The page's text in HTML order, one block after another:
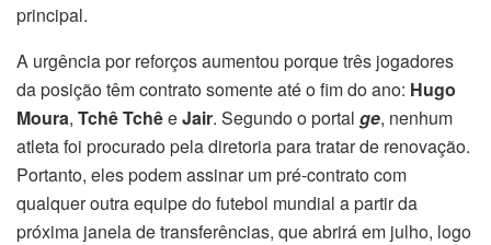
principal.
A urgência por reforços aumentou porque três jogadores
da posição têm contrato somente até o fim do ano: Hugo
Moura, Tchê TchêeJair. Segundo o portal ge, nenhum
atleta foi procurado pela diretoria para tratar de renovação.
Portanto, eles podem assinar um pré-contrato com
qualquer outra equipe do futebol mundial a partir da
próxima janela de transferências, que abrirá em julho, logo